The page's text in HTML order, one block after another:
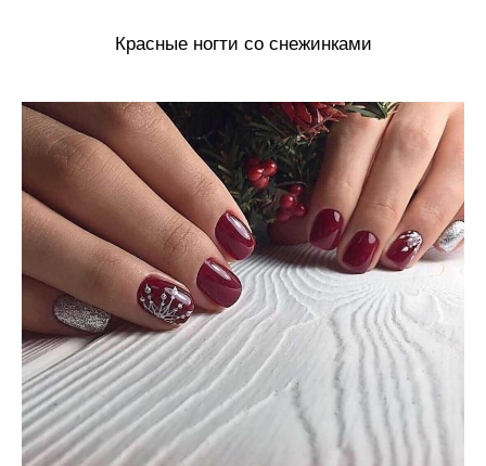
Красные ногти со снежинками